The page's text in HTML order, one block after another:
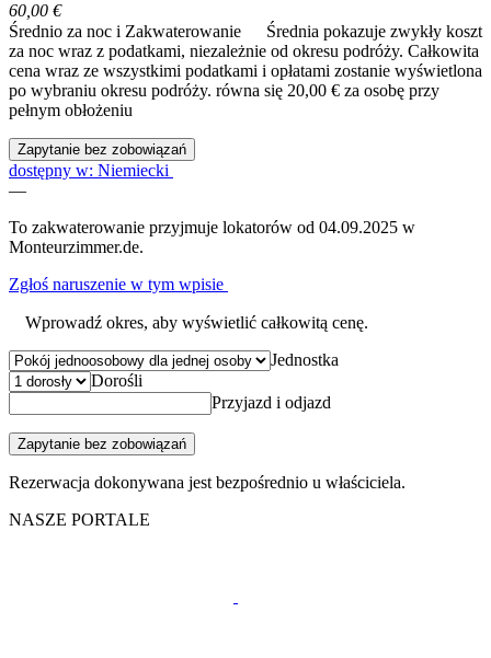
60,00 €
Średnio za noc i Zakwaterowanie
Średnia pokazuje zwykły koszt
za noc wraz z podatkami, niezależnie od okresu podróży. Całkowita
cena wraz ze wszystkimi podatkami i opłatami zostanie wyświetlona
po wybraniu okresu podróży. równa się 20,00 € za osobę przy
pełnym obłożeniu
Zapytanie bez zobowiązań
dostępny w: Niemiecki
—
To zakwaterowanie przyjmuje lokatorów od 04.09.2025 w
Monteurzimmer.de.
Zgłoś naruszenie w tym wpisie
Wprowadź okres, aby wyświetlić całkowitą cenę.
Jednostka
Dorośli
Przyjazd i odjazd
Zapytanie bez zobowiązań
Rezerwacja dokonywana jest bezpośrednio u właściciela.
NASZE PORTALE